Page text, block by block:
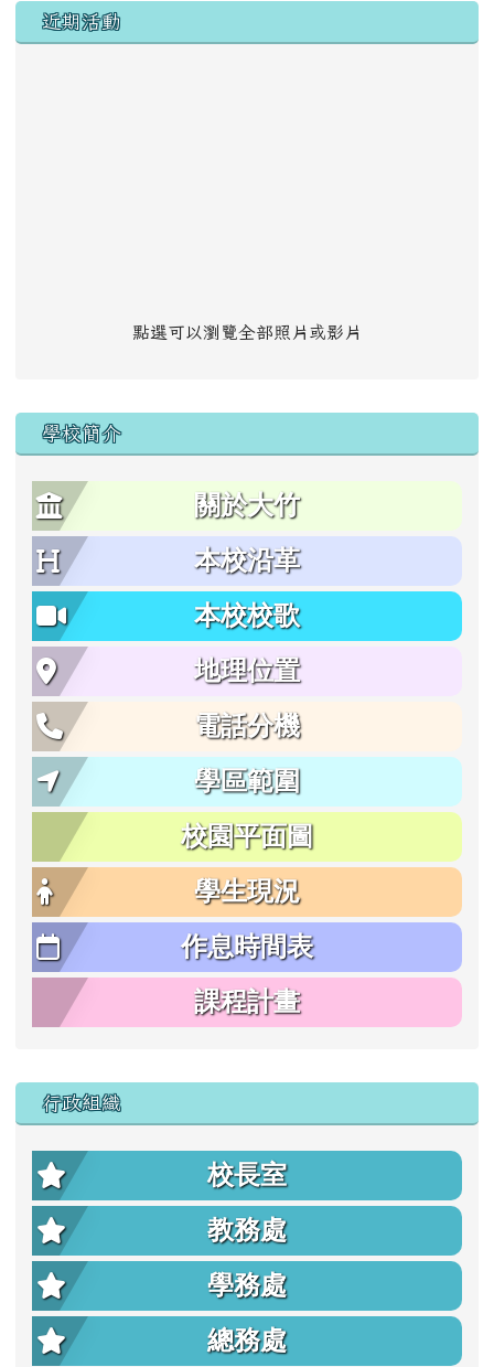
左邊區域內容
近期活動
點選可以瀏覽全部照片或影片
學校簡介
關於大竹
本校沿革
本校校歌
地理位置
電話分機
學區範圍
校園平面圖
學生現況
作息時間表
課程計畫
行政組織
校長室
教務處
學務處
總務處